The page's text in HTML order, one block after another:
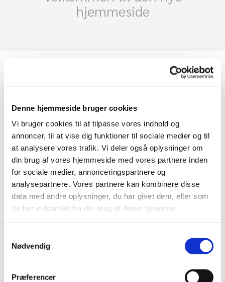
Denne hjemmeside bruger cookies
Vi bruger cookies til at tilpasse vores indhold og
annoncer, til at vise dig funktioner til sociale medier og til
at analysere vores trafik. Vi deler også oplysninger om
din brug af vores hjemmeside med vores partnere inden
for sociale medier, annonceringspartnere og
analysepartnere. Vores partnere kan kombinere disse
data med andre oplysninger, du har givet dem, eller som
de har indsamlet fra din brug af deres tjenester.
Nødvendig
Præferencer
hjemmeside
Vi har haft den gamle hjemmeside i en del år, så vi har i
Hjemmesiden er blevet opdateret til et moderne og mere
læsevenligt design, som vi håber jer brugere får glæde af og
synes om.
Hjemmesiden er designet til både desktop (pc), tablet og
smartphone.
Som altid er ris og ros velkommen.